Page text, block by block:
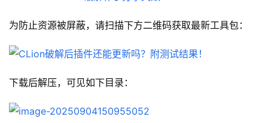
为防止资源被屏蔽，请扫描下方二维码获取最新工具包：
下载后解压，可见如下目录：